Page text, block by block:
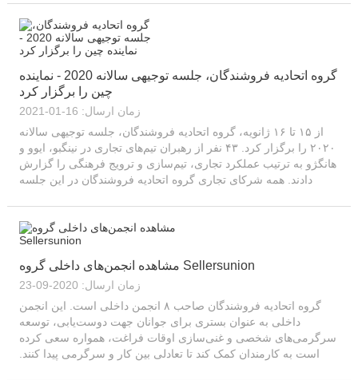
گروه اتحادیه فروشندگان، جلسه توجیهی سالانه 2020 - نماینده
چین را برگزار کرد
زمان ارسال: 16-01-2021
از ۱۵ تا ۱۶ ژانویه، گروه اتحادیه فروشندگان، جلسه توجیهی سالانه
۲۰۲۰ را برگزار کرد. ۴۳ نفر از رهبران تیم‌های تجاری در نینگبو، ایوو و
هانگژو به ترتیب عملکرد تجاری، تیم‌سازی و ترویج فرهنگی را گزارش
دادند. همه شرکای تجاری گروه اتحادیه فروشندگان در این جلسه
مشاهده انجمن‌های داخلی گروه Sellersunion
زمان ارسال: 2020-09-23
گروه اتحادیه فروشندگان صاحب ۸ انجمن داخلی است. این انجمن
داخلی به عنوان بستری برای جوانان جهت دوست‌یابی، توسعه
سرگرمی‌های شخصی و غنی‌سازی اوقات فراغت، همواره سعی کرده
است به کارمندان کمک کند تا تعادلی بین کار و سرگرمی پیدا کنند.